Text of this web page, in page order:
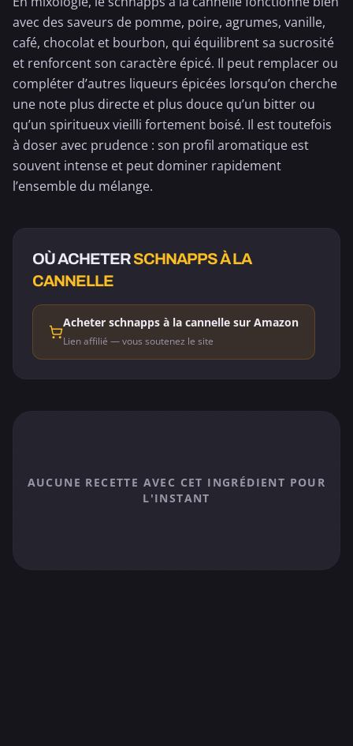
avec des saveurs de pomme, poire, agrumes, vanille,
café, chocolat et bourbon, qui équilibrent sa sucrosité
et renforcent son caractère épicé. Il peut remplacer ou
compléter d’autres liqueurs épicées lorsqu’on cherche
une note plus directe et plus douce qu’un bitter ou
qu’un spiritueux vieilli fortement boisé. Il est toutefois
à doser avec prudence : son profil aromatique est
souvent intense et peut dominer rapidement
l’ensemble du mélange.
OÙ ACHETERSCHNAPPS À LA
CANNELLE
Acheter schnapps à la cannelle sur Amazon
Lien affilié — vous soutenez le site
AUCUNE RECETTE AVEC CET INGRÉDIENT POUR
L'INSTANT